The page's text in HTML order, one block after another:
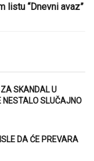
listu “Dnevni avaz”
SKANDAL U
NESTALO SLUČAJNO
DA ĆE PREVARA